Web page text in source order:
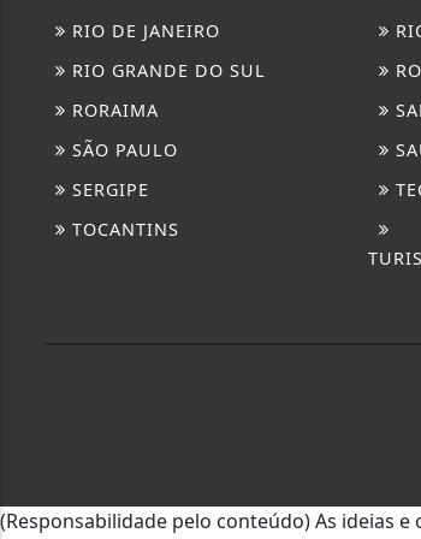
RIO DE JANEIRO
RIO GRANDE DO SUL
RORAIMA
SÃO PAULO
SERGIPE
TOCANTINS
(Responsabilidade pelo conteúdo) As ideias